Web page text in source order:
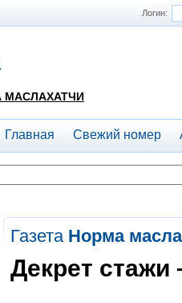
Логин:
МАСЛАХАТЧИ
Главная Свежий номер
Газета Норма
Декрет стажи